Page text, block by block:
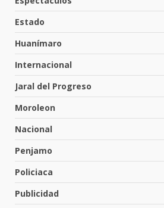
Estado
Huanímaro
Internacional
Jaral del Progreso
Moroleon
Nacional
Penjamo
Policiaca
Publicidad
5
tabiquera
6
Emboscada a
31 de julio de 2026
7
30 de julio de 2026